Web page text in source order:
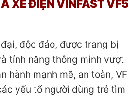
XE ĐIỆN VINFAST VF5
độc đáo, được trang bị
tính năng thông minh vượt
hành mạnh mẽ, an toàn, VF
yếu tố người dùng trẻ tìm